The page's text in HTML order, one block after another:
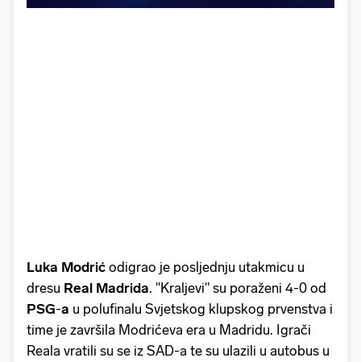
Luka Modrić odigrao je posljednju utakmicu u
dresu Real Madrida. "Kraljevi" su poraženi 4-0 od
PSG-a u polufinalu Svjetskog klupskog prvenstva i
time je završila Modrićeva era u Madridu. Igrači
Reala vratili su se iz SAD-a te su ulazili u autobus u